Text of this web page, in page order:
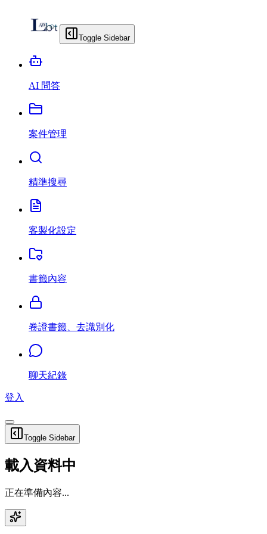
Toggle Sidebar
AI 問答
案件管理
精準搜尋
客製化設定
書籤內容
卷證書籤、去識別化
聊天紀錄
登入
Toggle Sidebar
載入資料中
正在準備內容...